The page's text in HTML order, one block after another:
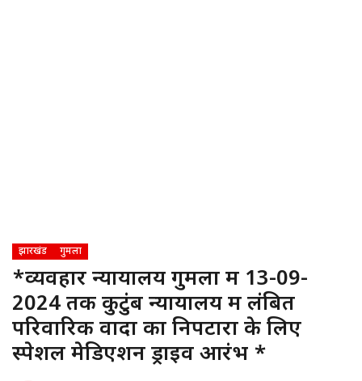
झारखंड गुमला
*व्यवहार न्यायालय गुमला में 13-09-
2024 तक कुटुंब न्यायालय में लंबित
परिवारिक वादों का निपटारा के लिए
स्पेशल मेडिएशन ड्राइव आरंभ *